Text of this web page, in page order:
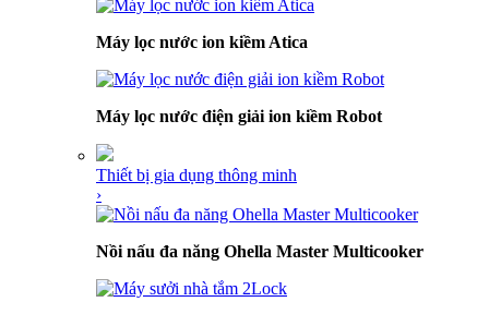
Máy lọc nước ion kiềm Atica
Máy lọc nước điện giải ion kiềm Robot
Thiết bị gia dụng thông minh
›
Nồi nấu đa năng Ohella Master Multicooker